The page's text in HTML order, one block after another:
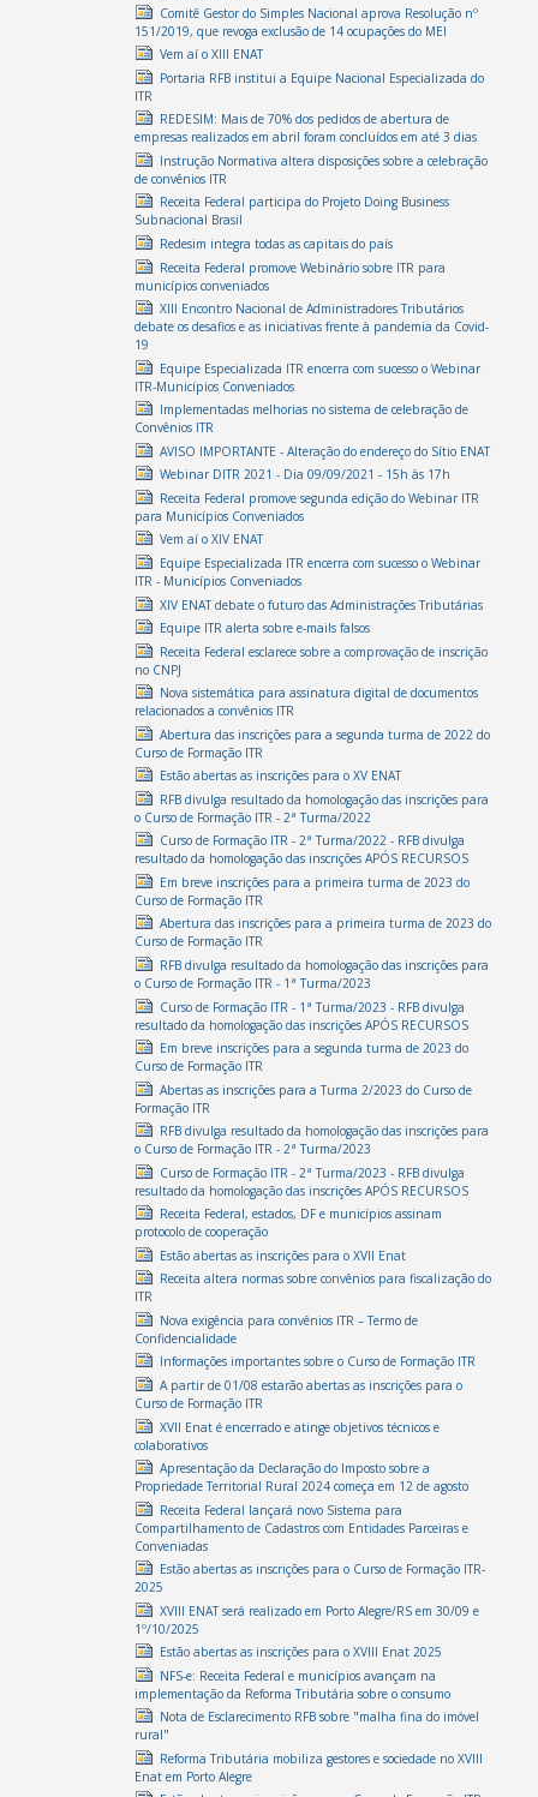
Comitê Gestor do Simples Nacional aprova Resolução nº
151/2019, que revoga exclusão de 14 ocupações do MEI
Vem aí o XIII ENAT
Portaria RFB institui a Equipe Nacional Especializada do
ITR
REDESIM: Mais de 70% dos pedidos de abertura de
empresas realizados em abril foram concluídos em até 3 dias
Instrução Normativa altera disposições sobre a celebração
de convênios ITR
Receita Federal participa do Projeto Doing Business
Subnacional Brasil
Redesim integra todas as capitais do país
Receita Federal promove Webinário sobre ITR para
municípios conveniados
XIII Encontro Nacional de Administradores Tributários
debate os desafios e as iniciativas frente à pandemia da Covid-
19
Equipe Especializada ITR encerra com sucesso o Webinar
ITR-Municípios Conveniados
Implementadas melhorias no sistema de celebração de
Convênios ITR
AVISO IMPORTANTE - Alteração do endereço do Sítio ENAT
Webinar DITR 2021 - Dia 09/09/2021 - 15h às 17h
Receita Federal promove segunda edição do Webinar ITR
para Municípios Conveniados
Vem aí o XIV ENAT
Equipe Especializada ITR encerra com sucesso o Webinar
ITR - Municípios Conveniados
XIV ENAT debate o futuro das Administrações Tributárias
Equipe ITR alerta sobre e-mails falsos
Receita Federal esclarece sobre a comprovação de inscrição
no CNPJ
Nova sistemática para assinatura digital de documentos
relacionados a convênios ITR
Abertura das inscrições para a segunda turma de 2022 do
Curso de Formação ITR
Estão abertas as inscrições para o XV ENAT
RFB divulga resultado da homologação das inscrições para
o Curso de Formação ITR - 2ª Turma/2022
Curso de Formação ITR - 2ª Turma/2022 - RFB divulga
resultado da homologação das inscrições APÓS RECURSOS
Em breve inscrições para a primeira turma de 2023 do
Curso de Formação ITR
Abertura das inscrições para a primeira turma de 2023 do
Curso de Formação ITR
RFB divulga resultado da homologação das inscrições para
o Curso de Formação ITR - 1ª Turma/2023
Curso de Formação ITR - 1ª Turma/2023 - RFB divulga
resultado da homologação das inscrições APÓS RECURSOS
Em breve inscrições para a segunda turma de 2023 do
Curso de Formação ITR
Abertas as inscrições para a Turma 2/2023 do Curso de
Formação ITR
RFB divulga resultado da homologação das inscrições para
o Curso de Formação ITR - 2ª Turma/2023
Curso de Formação ITR - 2ª Turma/2023 - RFB divulga
resultado da homologação das inscrições APÓS RECURSOS
Receita Federal, estados, DF e municípios assinam
protocolo de cooperação
Estão abertas as inscrições para o XVII Enat
Receita altera normas sobre convênios para fiscalização do
ITR
Nova exigência para convênios ITR – Termo de
Confidencialidade
Informações importantes sobre o Curso de Formação ITR
A partir de 01/08 estarão abertas as inscrições para o
Curso de Formação ITR
XVII Enat é encerrado e atinge objetivos técnicos e
colaborativos
Apresentação da Declaração do Imposto sobre a
Propriedade Territorial Rural 2024 começa em 12 de agosto
Receita Federal lançará novo Sistema para
Compartilhamento de Cadastros com Entidades Parceiras e
Conveniadas
Estão abertas as inscrições para o Curso de Formação ITR-
2025
XVIII ENAT será realizado em Porto Alegre/RS em 30/09 e
1º/10/2025
Estão abertas as inscrições para o XVIII Enat 2025
NFS-e: Receita Federal e municípios avançam na
implementação da Reforma Tributária sobre o consumo
Nota de Esclarecimento RFB sobre "malha fina do imóvel
rural"
Reforma Tributária mobiliza gestores e sociedade no XVIII
Enat em Porto Alegre